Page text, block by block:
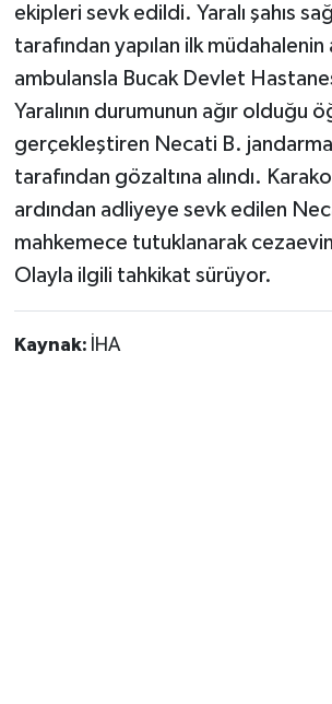
ekipleri sevk edildi. Yaralı şahıs
tarafından yapılan ilk müdahalenin
ambulansla Bucak Devlet
Yaralının durumunun ağır olduğu
gerçekleştiren Necati B.
tarafından gözaltına alındı.
ardından adliyeye sevk edilen
mahkemece tutuklanarak
Olayla ilgili tahkikat sürüyor.
Kaynak: İHA